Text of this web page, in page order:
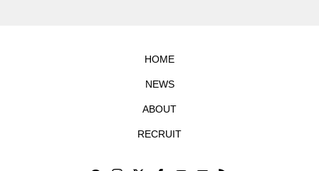
HOME
NEWS
ABOUT
RECRUIT